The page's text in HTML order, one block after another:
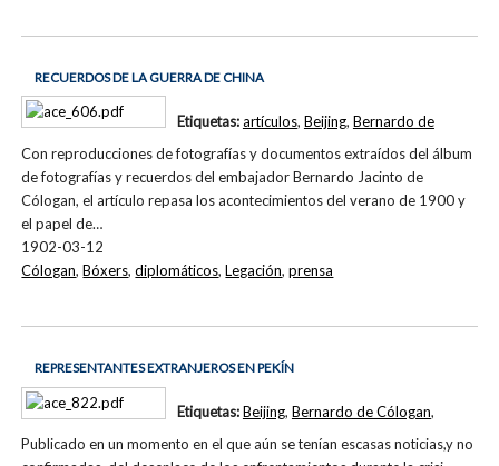
RECUERDOS DE LA GUERRA DE CHINA
Con reproducciones de fotografías y documentos extraídos del álbum
de fotografías y recuerdos del embajador Bernardo Jacinto de
Cólogan, el artículo repasa los acontecimientos del verano de 1900 y
el papel de…
1902-03-12
Etiquetas:artículos, Beijing, Bernardo de
Cólogan,Bóxers,diplomáticos,Legación,prensa
REPRESENTANTES EXTRANJEROS EN PEKÍN
Publicado en un momento en el que aún se tenían escasas noticias,y no
Etiquetas:Beijing, Bernardo de Cólogan,